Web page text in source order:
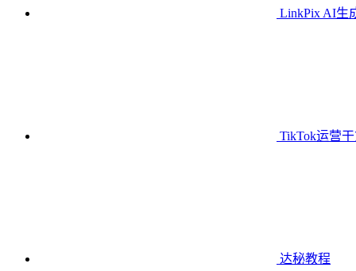
LinkPix AI生
TikTok运营
达秘教程